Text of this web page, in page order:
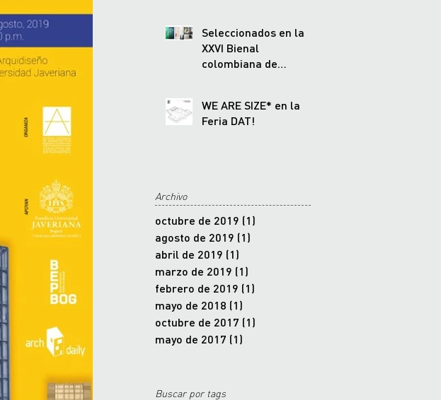
Seleccionados en la
XXVI Bienal
colombiana de
WE ARE SIZE* en la
Feria DAT!
Archivo
octubre de 2019 (1)
agosto de 2019 (1)
abril de 2019 (1)
marzo de 2019 (1)
febrero de 2019 (1)
mayo de 2018 (1)
octubre de 2017 (1)
mayo de 2017 (1)
Buscar por tags